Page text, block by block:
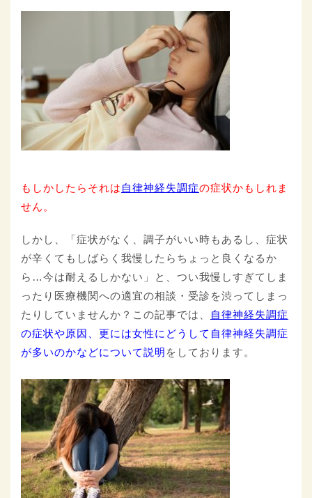
もしかしたらそれは 自律神経失調症の症状かもしれま
せん。
しかし、「症状がなく、調子がいい時もあるし、症状
が辛くてもしばらく我慢したらちょっと良くなるか
ら…今は耐えるしかない」と、つい我慢しすぎてしま
ったり医療機関への適宜の相談・受診を渋ってしまっ
たりしていませんか？この記事では、
自律神経失調症
の症状や原因、更には女性にどうして自律神経失調症
が多いのかなどについて説明 をしております。